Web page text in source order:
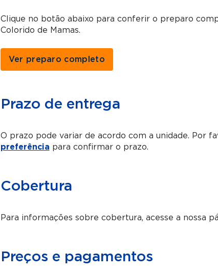
Clique no botão abaixo para conferir o preparo
Colorido de Mamas.
Ver preparo completo
Prazo de entrega
O prazo pode variar de acordo com a unidade. Por
preferência para confirmar o prazo.
Cobertura
Para informações sobre cobertura, acesse a nossa
Preços e pagamentos